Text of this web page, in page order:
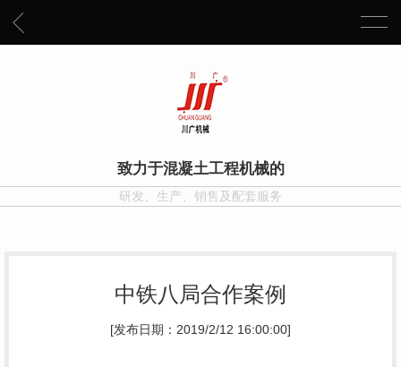
致力于混凝土工程机械的
研发、生产、销售及配套服务
中铁八局合作案例
[发布日期：2019/2/12 16:00:00]